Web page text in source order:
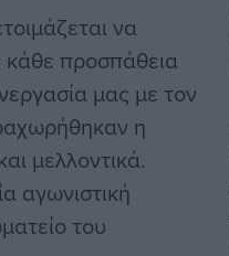
να
κάθε προσπάθεια
μας με τον
η
μελλοντικά.
αγωνιστική
του